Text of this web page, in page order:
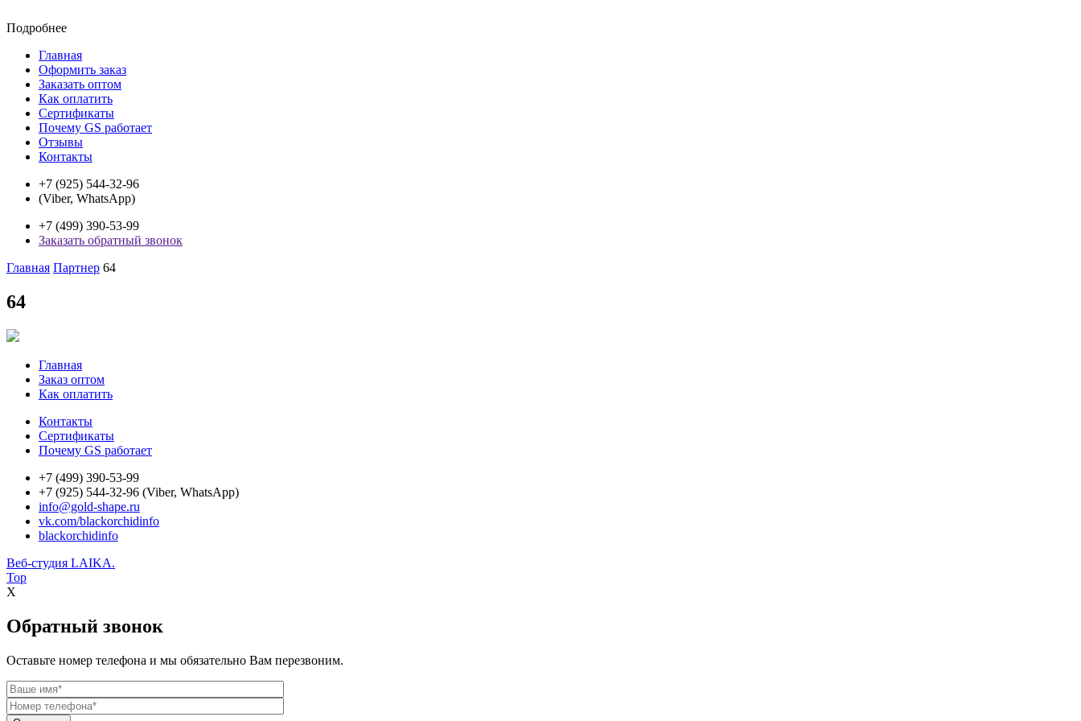
Подробнее
Главная
Оформить заказ
Заказать оптом
Как оплатить
Сертификаты
Почему GS работает
Отзывы
Контакты
+7 (925) 544-32-96
(Viber, WhatsApp)
+7 (499) 390-53-99
Заказать обратный звонок
Главная Партнер 64
64
Главная
Заказ оптом
Как оплатить
Контакты
Сертификаты
Почему GS работает
+7 (499) 390-53-99
+7 (925) 544-32-96 (Viber, WhatsApp)
info@gold-shape.ru
vk.com/blackorchidinfo
blackorchidinfo
Веб-студия LAIKA.
Top
X
Обратный звонок
Оставьте номер телефона и мы обязательно Вам перезвоним.